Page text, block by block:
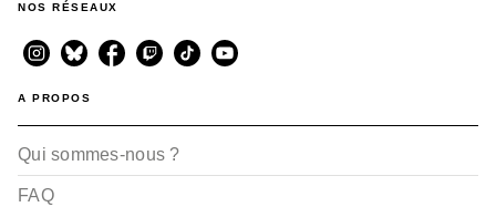
NOS RÉSEAUX
A PROPOS
Qui sommes-nous ?
FAQ